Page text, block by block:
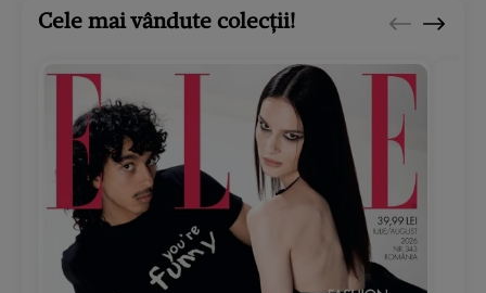
Cele mai vândute colecții!